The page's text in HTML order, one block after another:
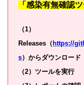
「感染有無確認
（1）
Releases（ https://
s）からダウンロード
（2）ツールを実行